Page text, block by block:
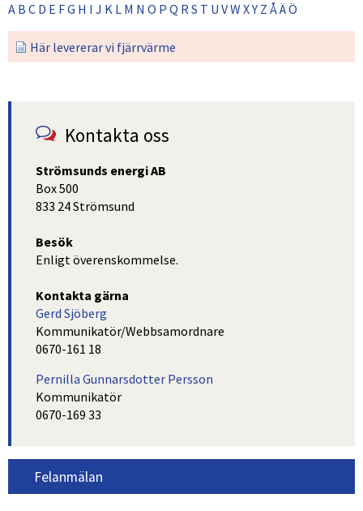
A B C D E FG H I J K L M N O P Q RS T U VW XY Z ÅÄÖ
Här levererar vi fjärrvärme
Kontakta oss
Strömsunds energi AB
Box 500
833 24 Strömsund
Besök
Enligt överenskommelse.
Kontakta gärna
Gerd Sjöberg
Kommunikatör/Webbsamordnare
0670-161 18
Pernilla Gunnarsdotter Persson
Kommunikatör
0670-169 33
Felanmälan